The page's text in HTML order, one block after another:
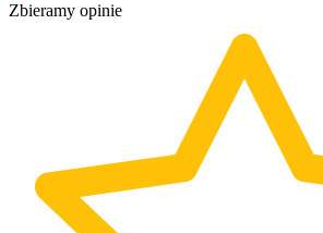
Zbieramy opinie